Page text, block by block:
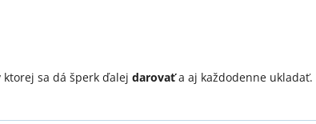
ktorej sa dá šperk ďalej darovaťa aj každodenne ukladať.